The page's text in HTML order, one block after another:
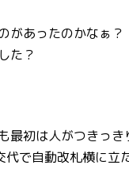
があったのかなぁ？
た？
初は人がつきっき
で自動改札横に立